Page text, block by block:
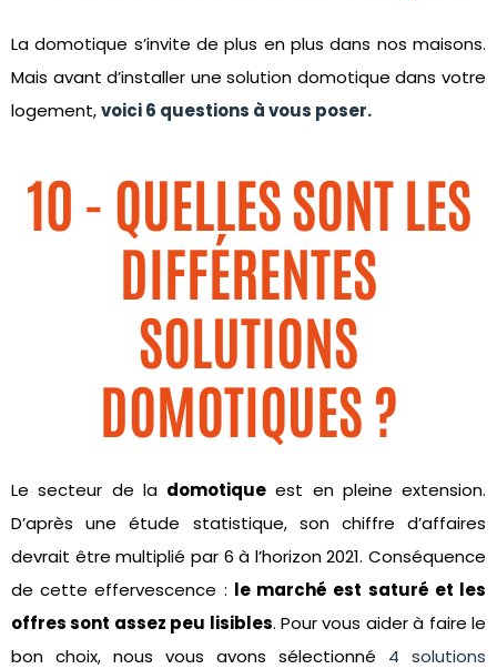
La domotique s’invite de plus en plus dans nos maisons.
Mais avant d’installer une solution domotique dans votre
logement,voici 6 questions à vous poser.
10 - QUELLES SONT LES
DIFFÉRENTES
SOLUTIONS
DOMOTIQUES ?
Le secteur de la domotique est en pleine extension.
D’après une étude statistique, son chiffre d’affaires
devrait être multiplié par 6 à l’horizon 2021. Conséquence
de cette effervescence : le marché est saturé et les
offres sont assez peu lisibles. Pour vous aider à faire le
bon choix, nous vous avons sélectionné 4 solutions